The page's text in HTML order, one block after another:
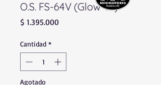
O.S. FS-64V (Glow 4T)
$ 1.395.000Precio
Cantidad *
Agotado